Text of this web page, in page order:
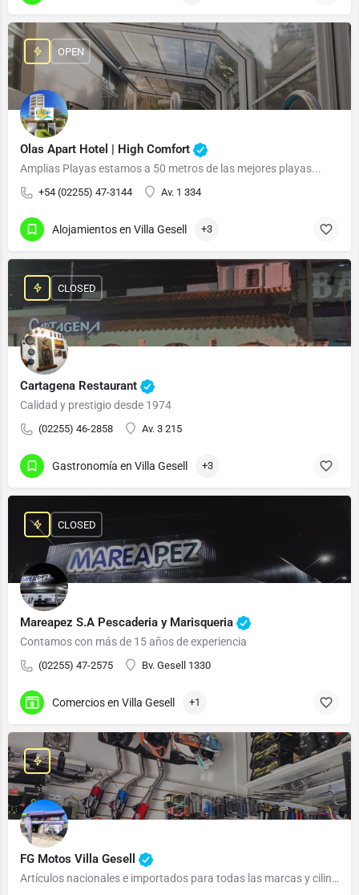
Olas Apart Hotel | High Comfort
Amplias Playas estamos a 50 metros de las mejores playas...
+54 (02255) 47-3144 Av. 1 334
OPEN
Alojamientos en Villa Gesell +3
Cartagena Restaurant
Calidad y prestigio desde 1974
(02255) 46-2858 Av. 3 215
CLOSED
Gastronomía en Villa Gesell +3
Mareapez S.A Pescaderia y Marisqueria
Contamos con más de 15 años de experiencia
(02255) 47-2575 Bv. Gesell 1330
CLOSED
Comercios en Villa Gesell +1
FG Motos Villa Gesell
Artículos nacionales e importados para todas las marcas y cilindradas.